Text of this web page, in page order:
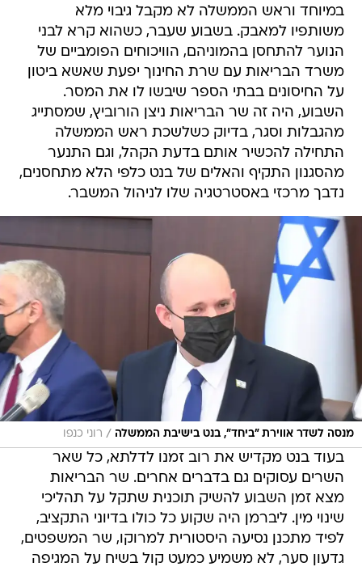
במיוחד וראש הממשלה לא מקבל גיבוי מלא
משותפיו למאבק. בשבוע שעבר, כשהוא קרא לבני
הנוער להתחסן בהמוניהם, הוויכוחים הפומביים של
משרד הבריאות עם שרת החינוך יפעת שאשא ביטון
על החיסונים בבתי הספר שיבשו לו את המסר.
השבוע, היה זה שר הבריאות ניצן הורוביץ, שמסתייג
מהגבלות וסגר, בדיוק כשלשכת ראש הממשלה
התחילה להכשיר אותם בדעת הקהל, וגם התנער
מהסגנון התקיף והאלים של בנט כלפי הלא מתחסנים,
נדבך מרכזי באסטרטגיה שלו לניהול המשבר.
מנסה לשדר אווירת "ביחד", בנט בישיבת הממשלה / רוני כנפו
בעוד בנט מקדיש את רוב זמנו לדלתא, כל שאר
השרים עסוקים גם בדברים אחרים. שר הבריאות
מצא זמן השבוע להשיק תוכנית שתקל על תהליכי
שינוי מין. ליברמן היה שקוע כל כולו בדיוני התקציב,
לפיד מתכנן נסיעה היסטורית למרוקו, שר המשפטים,
גדעון סער, לא משמיע כמעט קול בשיח על המגיפה